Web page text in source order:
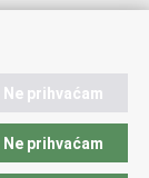
Ne prihvaćam
Ne prihvaćam